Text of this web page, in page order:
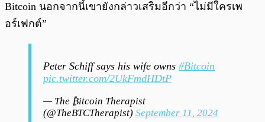
Bitcoin นอกจากนี้เขายังกล่าวเสริมอีกว่า “ไม่มีใครเพ
อร์เฟกต์”
Peter Schiff says his wife owns #Bitcoin
pic.twitter.com/2UkFmdHDtP
— The ₿itcoin Therapist
(@TheBTCTherapist) September 11, 2024